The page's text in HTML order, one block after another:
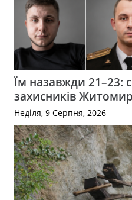
Їм назавжди 21–23:
захисників
Неділя, 9 Серпня, 2026